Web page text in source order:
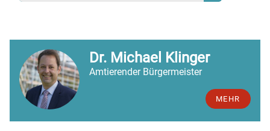
Dr. Michael Klinger
Amtierender Bürgermeister
MEHR